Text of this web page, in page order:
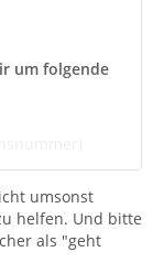
um folgende
umsonst
helfen. Und bitte
als "geht